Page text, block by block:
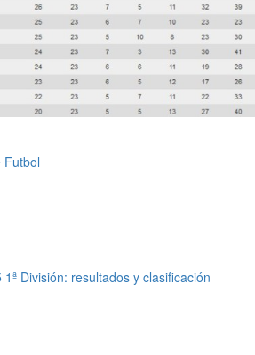
Futbol
División: resultados y clasificación